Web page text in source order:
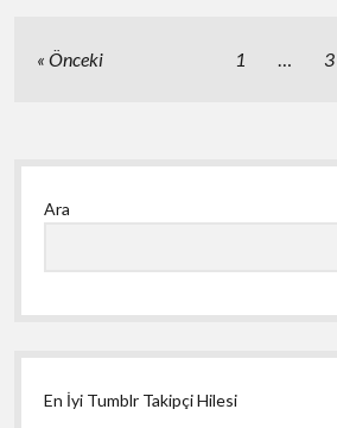
Yazı
Önceki 1 … 3
Yan
Menü
Ara
En İyi Tumblr Takipçi Hilesi